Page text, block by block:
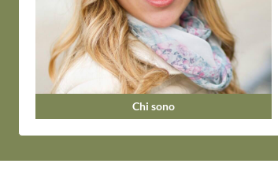
Chi sono